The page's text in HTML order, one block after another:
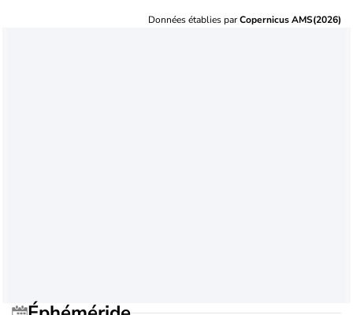
Données établies parCopernicus AMS(2026)